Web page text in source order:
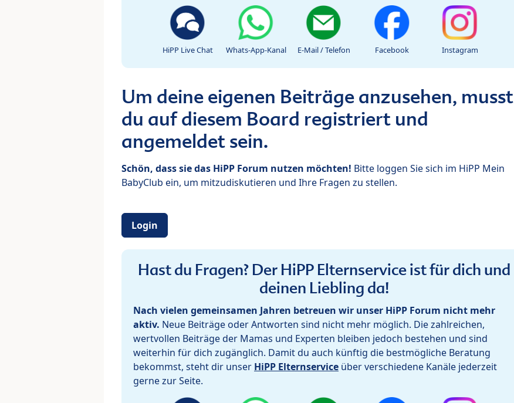
HiPP Live Chat Whats-App-Kanal E-Mail / Telefon Facebook Instagram
Um deine eigenen Beiträge anzusehen, musst
du auf diesem Board registriert und
angemeldet sein.
Schön, dass sie das HiPP Forum nutzen möchten! Bitte loggen Sie sich im HiPP Mein
BabyClub ein, um mitzudiskutieren und Ihre Fragen zu stellen.
Login
Hast du Fragen? Der HiPP Elternservice ist für dich und
deinen Liebling da!
Nach vielen gemeinsamen Jahren betreuen wir unser HiPP Forum nicht mehr
aktiv. Neue Beiträge oder Antworten sind nicht mehr möglich. Die zahlreichen,
wertvollen Beiträge der Mamas und Experten bleiben jedoch bestehen und sind
weiterhin für dich zugänglich. Damit du auch künftig die bestmögliche Beratung
bekommst, steht dir unser HiPP Elternservice über verschiedene Kanäle jederzeit
gerne zur Seite.